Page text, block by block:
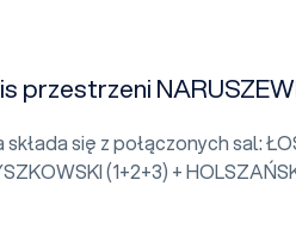
przestrzeni
składa się z połączonych sal:
(1+2+3) +